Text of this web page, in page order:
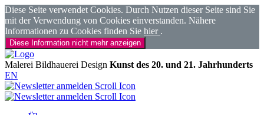
Diese Seite verwendet Cookies. Durch Nutzen dieser Seite sind Sie
mit der Verwendung von Cookies einverstanden. Nähere
Informationen zu Cookies finden Sie hier .
Diese Information nicht mehr anzeigen
Malerei Bildhauerei Design Kunst des 20. und 21. Jahrhunderts
EN